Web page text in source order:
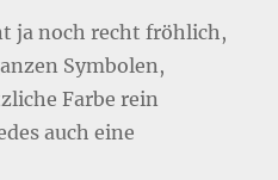
ja noch recht fröhlich,
Symbolen,
Farbe rein
auch eine